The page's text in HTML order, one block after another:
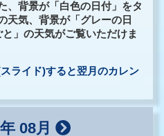
、背景が「白色の日付」をタ
天気、背景が「グレーの日
」の天気がご覧いただけま
ライド)すると翌月のカレン
08月